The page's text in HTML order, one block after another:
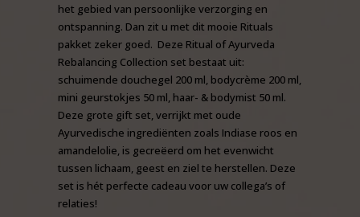
het gebied van persoonlijke verzorging en
ontspanning. Dan zit u met dit mooie Rituals
pakket zeker goed. Deze Ritual of Ayurveda
Rebalancing Collection set bestaat uit:
schuimende douchegel 200 ml, bodycrème 200 ml,
mini geurstokjes 50 ml, haar- & bodymist 50 ml.
Deze grote gift set, verrijkt met oude
Ayurvedische ingrediënten zoals Indiase roos en
amandelolie, is gecreëerd om het evenwicht
tussen lichaam, geest en ziel te herstellen. Deze
set is hét perfecte cadeau voor uw collega’s of
relaties!